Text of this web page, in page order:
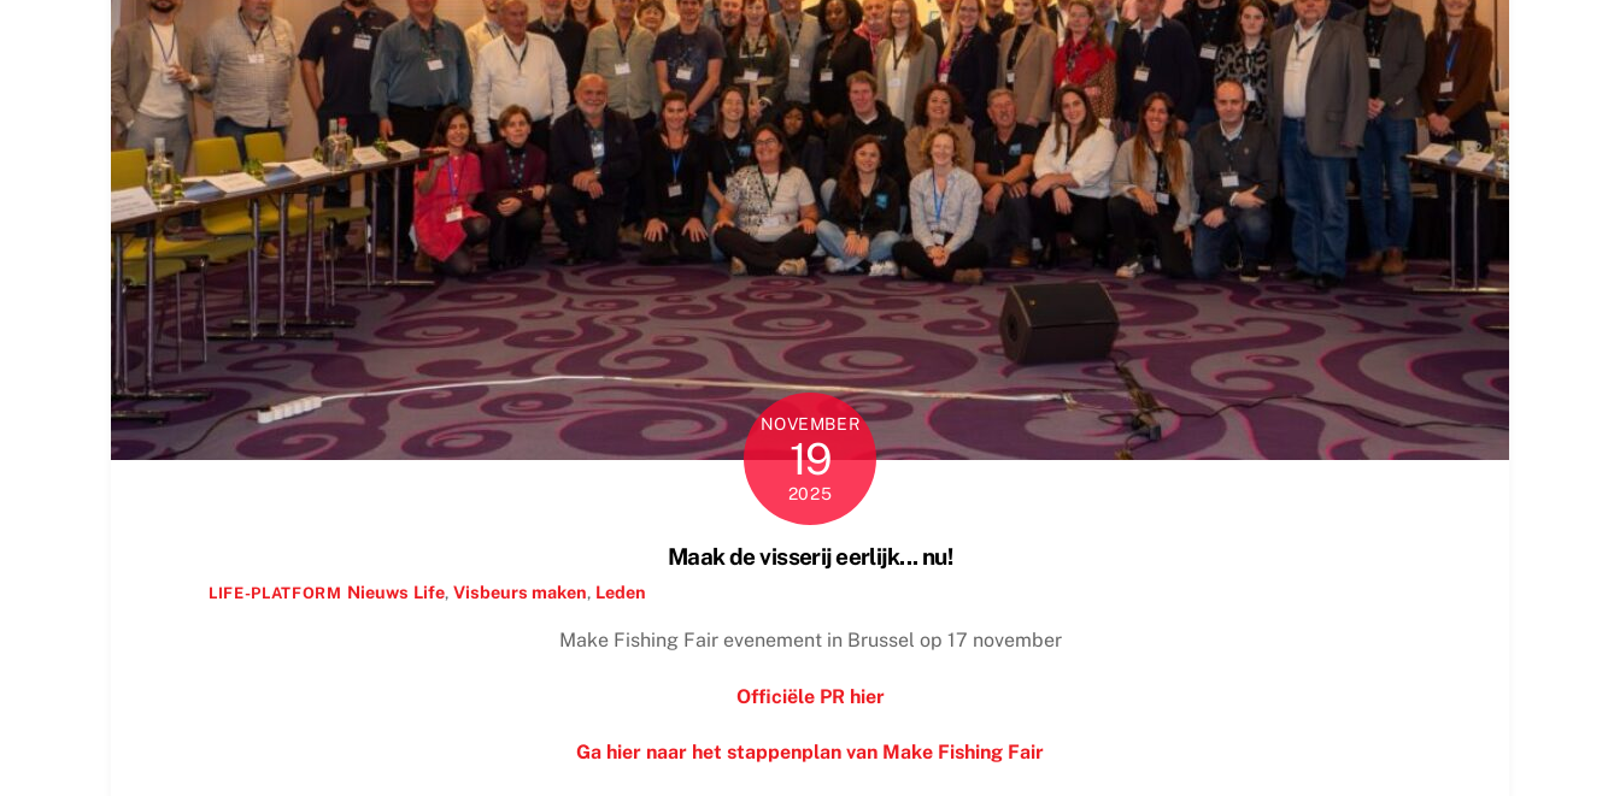
NOVEMBER
19
2025
Maak de visserij eerlijk... nu!
LIFE-PLATFORM Nieuws Life, Visbeurs maken, Leden
Make Fishing Fair evenement in Brussel op 17 november
Officiële PR hier
Ga hier naar het stappenplan van Make Fishing Fair